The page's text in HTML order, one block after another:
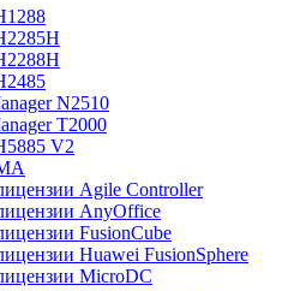
N2510
T2000
V2
Agile Controller
AnyOffice
FusionCube
Huawei FusionSphere
MicroDC